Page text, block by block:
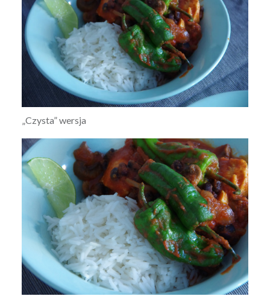
„Czysta” wersja